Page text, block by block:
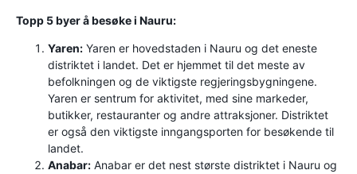
Topp 5 byer å besøke i Nauru:
Yaren: Yaren er hovedstaden i Nauru og det eneste
distriktet i landet. Det er hjemmet til det meste av
befolkningen og de viktigste regjeringsbygningene.
Yaren er sentrum for aktivitet, med sine markeder,
butikker, restauranter og andre attraksjoner. Distriktet
er også den viktigste inngangsporten for besøkende til
landet.
Anabar: Anabar er det nest største distriktet i Nauru og